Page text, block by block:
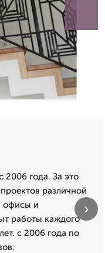
года. За это
различной
офисы и
работы каждого
с 2006 года по
›